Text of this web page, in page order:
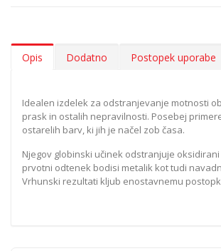
Opis Dodatno Postopek uporabe
Idealen izdelek za odstranjevanje motnosti
prask in ostalih nepravilnosti. Posebej
ostarelih barv, ki jih je načel zob časa.
Njegov globinski učinek odstranjuje
prvotni odtenek bodisi metalik kot tudi
Vrhunski rezultati kljub enostavnemu